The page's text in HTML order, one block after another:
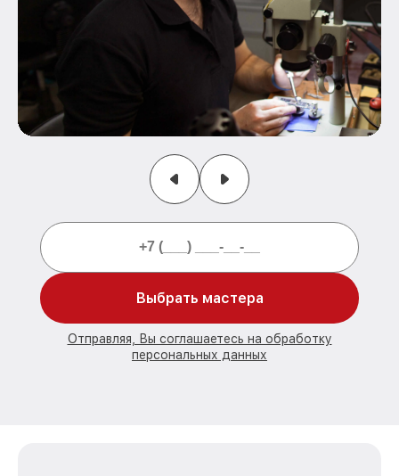
Выбрать мастера
Отправляя, Вы соглашаетесь на обработку
персональных данных